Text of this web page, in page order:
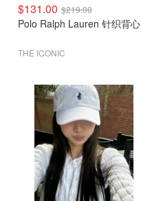
$131.00 $219.00
Polo Ralph Lauren 针织背心
THE ICONIC